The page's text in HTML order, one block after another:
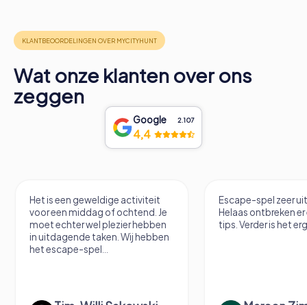
Wat onze klanten over ons
zeggen
Google 2.107
4,4
geweldige activiteit
middag of ochtend. Je
wel plezier hebben
taken. Wij hebben
spel...
Escape-spel zeer uitdagend.
Helaas ontbreken er een paar
tips. Verder is het erg leuk.